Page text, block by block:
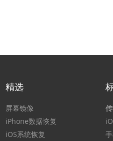
精选
屏幕镜像
iPhone数据恢复
iOS系统恢复